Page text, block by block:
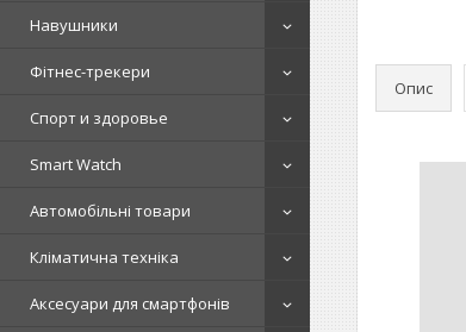
Навушники
Фітнес-трекери
Спорт и здоровье
Smart Watch
Автомобільні товари
Кліматична техніка
Аксесуари для смартфонів
Опис